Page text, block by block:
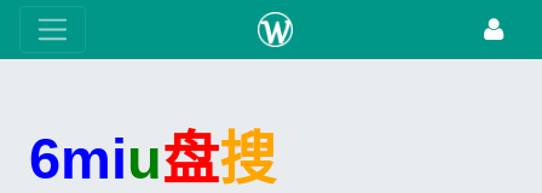
6miu盘搜